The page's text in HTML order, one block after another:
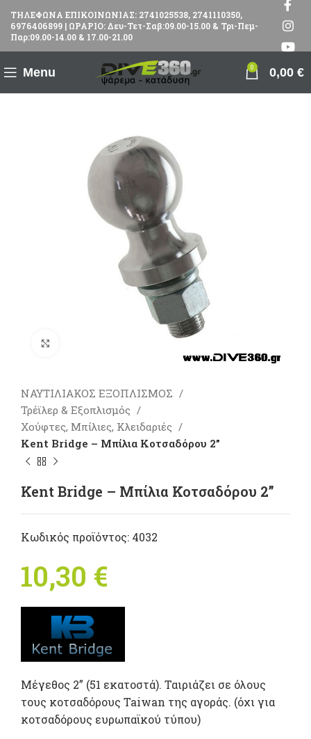
ΤΗΛΕΦΩΝΑ ΕΠΙΚΟΙΝΩΝΙΑΣ: 2741025538, 2741110350,
6976406899 | ΩΡΑΡΙΟ: Δευ-Τετ-Σαβ:09.00-15.00 & Τρι-Πεμ-
Παρ:09.00-14.00 & 17.00-21.00
Menu 0 0,00 €
ΝΑΥΤΙΛΙΑΚΟΣ ΕΞΟΠΛΙΣΜΟΣ
Τρέϊλερ & Εξοπλισμός
Χούφτες, Μπίλιες, Κλειδαριές
Kent Βridge – Mπίλια Κοτσαδόρου 2”
Kent Βridge – Mπίλια Κοτσαδόρου 2”
Κωδικός προϊόντος: 4032
10,30 €
Mέγεθος 2” (51 εκατοστά). Ταιριάζει σε όλους
τους κοτσαδόρους Taiwan της αγοράς. (όχι για
κοτσαδόρους ευρωπαϊκού τύπου)